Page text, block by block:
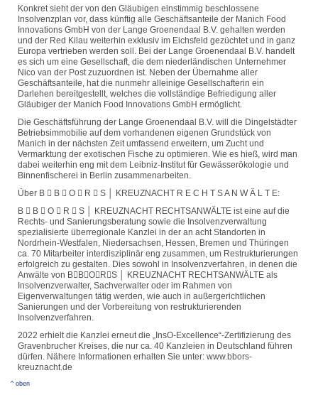
Konkret sieht der von den Gläubigen einstimmig beschlossene
Insolvenzplan vor, dass künftig alle Geschäftsanteile der Manich Food
Innovations GmbH von der Lange Groenendaal B.V. gehalten werden
und der Red Kilau weiterhin exklusiv im Eichsfeld gezüchtet und in ganz
Europa vertrieben werden soll. Bei der Lange Groenendaal B.V. handelt
es sich um eine Gesellschaft, die dem niederländischen Unternehmer
Nico van der Post zuzuordnen ist. Neben der Übernahme aller
Geschäftsanteile, hat die nunmehr alleinige Gesellschafterin ein
Darlehen bereitgestellt, welches die vollständige Befriedigung aller
Gläubiger der Manich Food Innovations GmbH ermöglicht.
Die Geschäftsführung der Lange Groenendaal B.V. will die Dingelstädter
Betriebsimmobilie auf dem vorhandenen eigenen Grundstück von
Manich in der nächsten Zeit umfassend erweitern, um Zucht und
Vermarktung der exotischen Fische zu optimieren. Wie es hieß, wird man
dabei weiterhin eng mit dem Leibniz-Institut für Gewässerökologie und
Binnenfischerei in Berlin zusammenarbeiten.
Über B  B  O  R  S │ KREUZNACHT R E C H T S A N W Ä L T E:
B  B  O  R  S │ KREUZNACHT RECHTSANWÄLTE ist eine auf die
Rechts- und Sanierungsberatung sowie die Insolvenzverwaltung
spezialisierte überregionale Kanzlei in der an acht Standorten in
Nordrhein-Westfalen, Niedersachsen, Hessen, Bremen und Thüringen
ca. 70 Mitarbeiter interdisziplinär eng zusammen, um Restrukturierungen
erfolgreich zu gestalten. Dies sowohl in Insolvenzverfahren, in denen die
Anwälte von BBORS │ KREUZNACHT RECHTSANWÄLTE als
Insolvenzverwalter, Sachverwalter oder im Rahmen von
Eigenverwaltungen tätig werden, wie auch in außergerichtlichen
Sanierungen und der Vorbereitung von restrukturierenden
Insolvenzverfahren.
2022 erhielt die Kanzlei erneut die „InsO-Excellence“-Zertifizierung des
Gravenbrucher Kreises, die nur ca. 40 Kanzleien in Deutschland führen
dürfen. Nähere Informationen erhalten Sie unter: www.bbors-
kreuznacht.de
^ oben